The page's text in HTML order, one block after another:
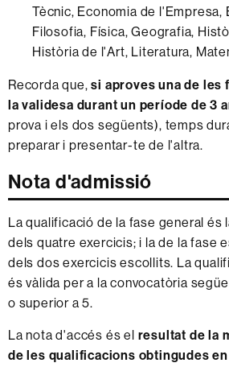
Tècnic, Economia de l'Empresa,
Filosofia, Física, Geografia,
Història de l'Art, Literatura,
Recorda que,si aproves una de les
la validesa durant un període de 3
prova i els dos següents), temps
preparar i presentar-te de l'altra.
Nota d'admissió
La qualificació de la fase general és
dels quatre exercicis; i la de la fase
dels dos exercicis escollits. La
és vàlida per a la convocatòria
o superior a 5.
La nota d'accés és el resultat de la
de les qualificacions obtingudes